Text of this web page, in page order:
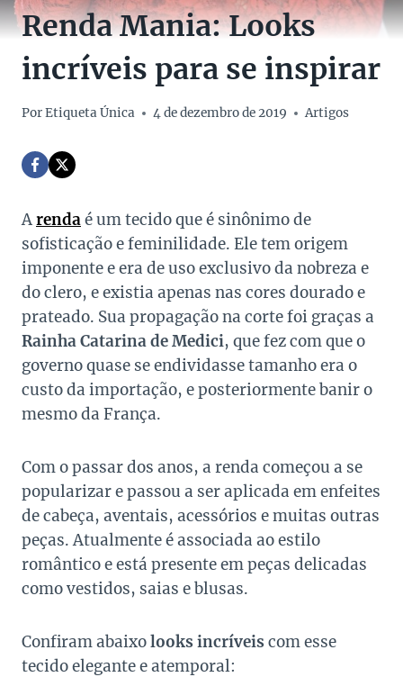
Renda Mania: Looks
incríveis para se inspirar
PorEtiqueta Única 4 de dezembro de 2019 Artigos
Arendaé um tecido que é sinônimo de
sofisticação e feminilidade. Ele tem origem
imponente e era de uso exclusivo da nobreza e
do clero, e existia apenas nas cores dourado e
prateado. Sua propagação na corte foi graças a
Rainha Catarina de Medici, que fez com que o
governo quase se endividasse tamanho era o
custo da importação, e posteriormente banir o
mesmo da França.
Com o passar dos anos, a renda começou a se
popularizar e passou a ser aplicada em enfeites
de cabeça, aventais, acessórios e muitas outras
peças. Atualmente é associada ao estilo
romântico e está presente em peças delicadas
como vestidos, saias e blusas.
Confiram abaixolooks incríveis com esse
tecido elegante e atemporal: